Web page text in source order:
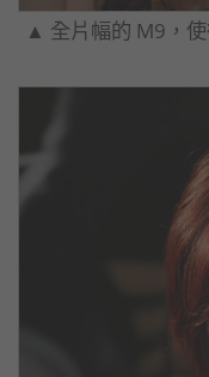
▲ 全片幅的 M9，